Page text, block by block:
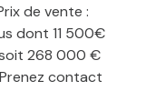
de vente :
dont 11 500€
soit 268 000 €
contact